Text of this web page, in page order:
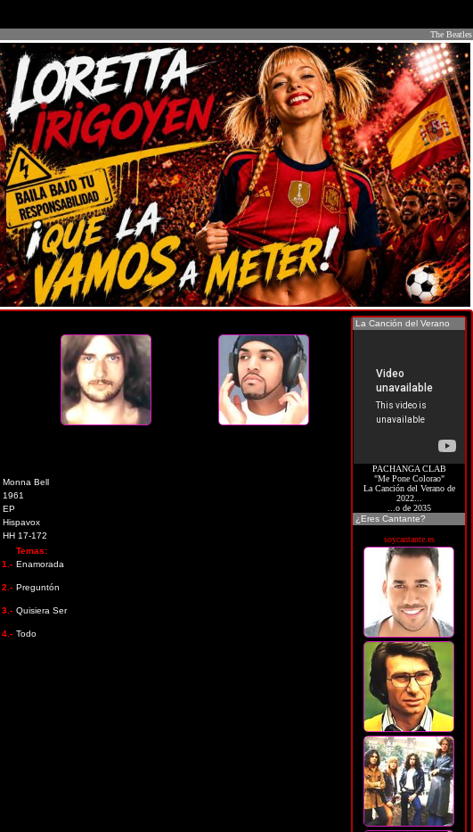
The Beatles
Monna Bell
1961
EP
Hispavox
HH 17-172
Temas:
1.- Enamorada
2.- Preguntón
3.- Quisiera Ser
4.- Todo
La Canción del Verano
PACHANGA CLAB
"Me Pone Colorao"
La Canción del Verano de
2022...
...o de 2035
¿Eres Cantante?
soycantante.es